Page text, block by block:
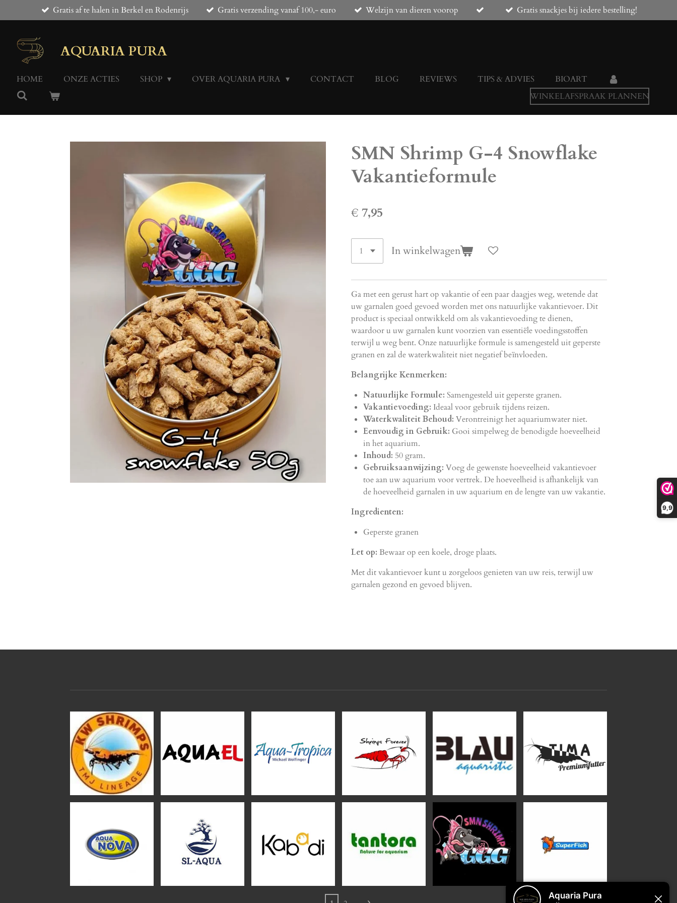
9,9
direct
hoofdinhoud
Gratis af te halen in Berkel en Rodenrijs Gratis verzending vanaf 100,- euro Welzijn van dieren voorop Gratis snackjes bij iedere bestelling!
AQUARIA PURA
HOME ONZE ACTIES SHOP OVER AQUARIA PURA CONTACT BLOG REVIEWS TIPS & ADVIES
BIOART
WINKELAFSPRAAK PLANNEN
SMN Shrimp G-4 Snowflake
Vakantieformule
€ 7,95
In winkelwagen
Ga met een gerust hart op vakantie of een paar daagjes weg, wetende dat
uw garnalen goed gevoed worden met ons natuurlijke vakantievoer. Dit
product is speciaal ontwikkeld om als vakantievoeding te dienen,
waardoor u uw garnalen kunt voorzien van essentiële voedingsstoffen
terwijl u weg bent. Onze natuurlijke formule is samengesteld uit geperste
granen en zal de waterkwaliteit niet negatief beïnvloeden.
Belangrijke Kenmerken:
Natuurlijke Formule: Samengesteld uit geperste granen.
Vakantievoeding: Ideaal voor gebruik tijdens reizen.
Waterkwaliteit Behoud: Verontreinigt het aquariumwater niet.
Eenvoudig in Gebruik: Gooi simpelweg de benodigde hoeveelheid
in het aquarium.
Inhoud: 50 gram.
Gebruiksaanwijzing: Voeg de gewenste hoeveelheid vakantievoer
toe aan uw aquarium voor vertrek. De hoeveelheid is afhankelijk van
de hoeveelheid garnalen in uw aquarium en de lengte van uw vakantie.
Ingredienten:
Geperste granen
Let op: Bewaar op een koele, droge plaats.
Met dit vakantievoer kunt u zorgeloos genieten van uw reis, terwijl uw
garnalen gezond en gevoed blijven.